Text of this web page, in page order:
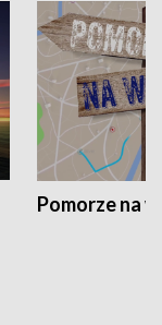
Pomorze na